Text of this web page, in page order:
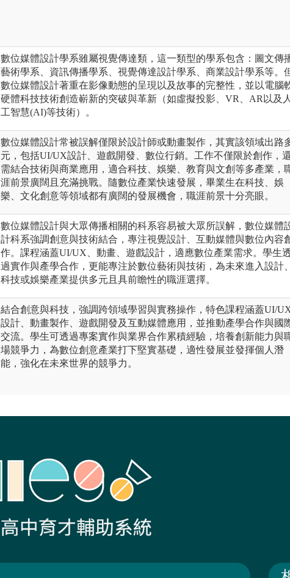
數位媒體設計學系雖屬視覺傳達類，這一類型的學系包含：圖文傳
藝術學系、資訊傳播學系、視覺傳達設計學系、商業設計學系等。
數位媒體設計著重在影像動態的呈現以及故事的完整性，並以電腦
硬體科技技術創造嶄新的突破與革新（如虛擬投影、VR、AR以及人
工智慧(AI)等技術）。
數位媒體設計常被誤解僅限於設計師或動畫製作，其實該領域出路
元，包括UI/UX設計、遊戲開發、數位行銷。工作不僅限於創作，
需結合技術與商業應用，適合科技、娛樂、教育與文創等多產業，
涯前景廣闊且充滿挑戰。隨數位產業快速發展，畢業生在科技、娛
樂、文化創意等領域都有廣闊的發展機會，職涯前景十分亮眼。
數位媒體設計與大眾傳播相關的科系容易被大眾所誤解，數位媒體
計科系強調創意與技術結合，專注視覺設計、互動媒體與數位內容
作。課程涵蓋UI/UX、動畫、遊戲設計，適應數位產業需求。學生
過實作與產學合作，更能專注於數位藝術與技術，為未來進入設計、
科技或娛樂產業提供多元且具前瞻性的職涯選擇。
結合創意與科技，強調跨領域學習與實務操作，特色課程涵蓋UI/
設計、動畫製作、遊戲開發及互動媒體應用，並推動產學合作與國
交流。學生可透過專案實作與業界合作累積經驗，培養創新能力與
場競爭力，為數位創意產業打下堅實基礎，適性發展並發揮個人潛
能，強化在未來世界的競爭力。